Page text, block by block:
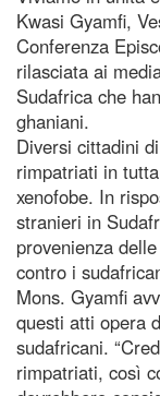
Kwasi Gyamfi,
Conferenza
rilasciata ai
Sudafrica che
ghaniani.
Diversi cittadini
rimpatriati in
xenofobe. In
stranieri in
provenienza
contro i
Mons. Gyamfi
questi atti opera
sudafricani.
rimpatriati, così